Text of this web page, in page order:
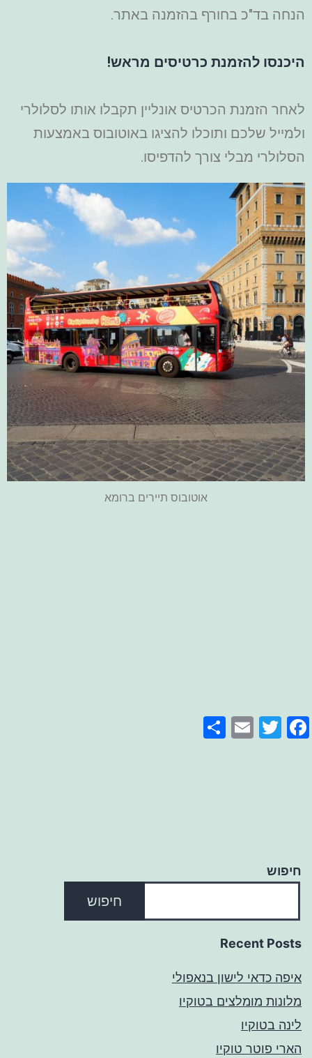
הנחה בד"כ בחורף בהזמנה באתר.
היכנסו להזמנת כרטיסים מראש!
לאחר הזמנת הכרטיס אונליין תקבלו אותו לסלולרי
ולמייל שלכם ותוכלו להציגו באוטובוס באמצעות
הסלולרי מבלי צורך להדפיסו.
אוטובוס תיירים ברומא
Facebook
Twitter
Email
חיפוש
חיפוש
Recent Posts
איפה כדאי לישון בנאפולי
מלונות מומלצים בטוקיו
לינה בטוקיו
הארי פוטר טוקיו